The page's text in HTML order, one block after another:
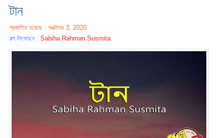
টান
প্রকাশিত হয়েছে : অক্টোবর 3, 2020
গল্প লিখেছেন :Sabiha Rahman Susmita